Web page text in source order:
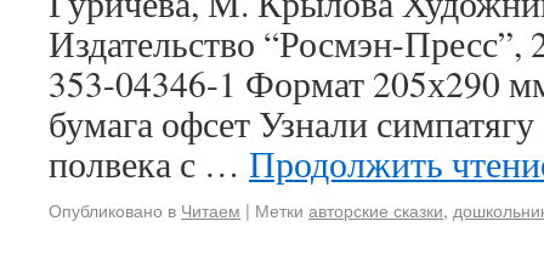
Издательство “Росмэн-
353-04346-1 Формат 205х290
бумага офсет Узнали
полвека с … Продолжить
Опубликовано в Читаем | Метки авторские сказки,